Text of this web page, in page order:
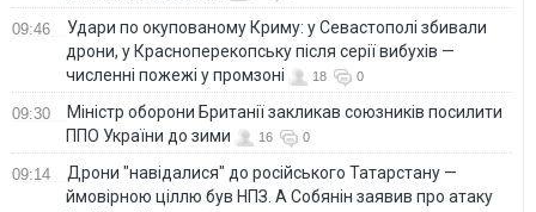
09:46
Удари по окупованому Криму: у Севастополі збивали
дрони, у Красноперекопську після серії вибухів —
численні пожежі у промзоні
18 0
09:30
Міністр оборони Британії закликав союзників посилити
ППО України до зими
16 0
09:14
Дрони "навідалися" до російського Татарстану —
ймовірною ціллю був НПЗ. А Собянін заявив про атаку